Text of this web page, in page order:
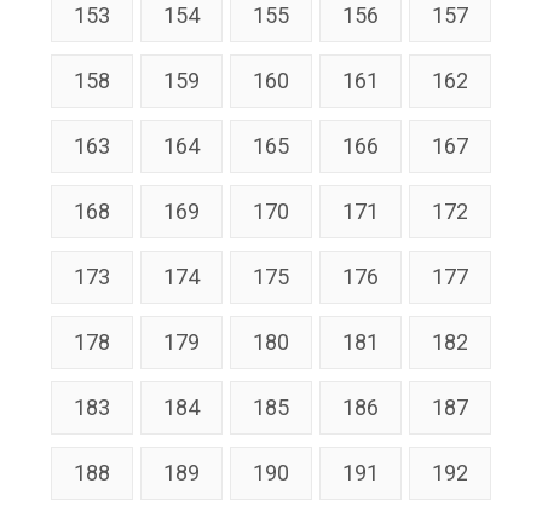
153 154 155 156 157
158 159 160 161 162
163 164 165 166 167
168 169 170 171 172
173 174 175 176 177
178 179 180 181 182
183 184 185 186 187
188 189 190 191 192